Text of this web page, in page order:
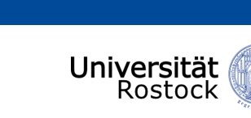
Browsen
direkt zum Inhalt